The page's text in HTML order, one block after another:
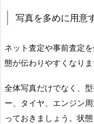
写真を多めに用意
ネット査定や事前査定
態が伝わりやすくなりま
全体写真だけでなく、
ー、タイヤ、エンジン
っておきましょう。状